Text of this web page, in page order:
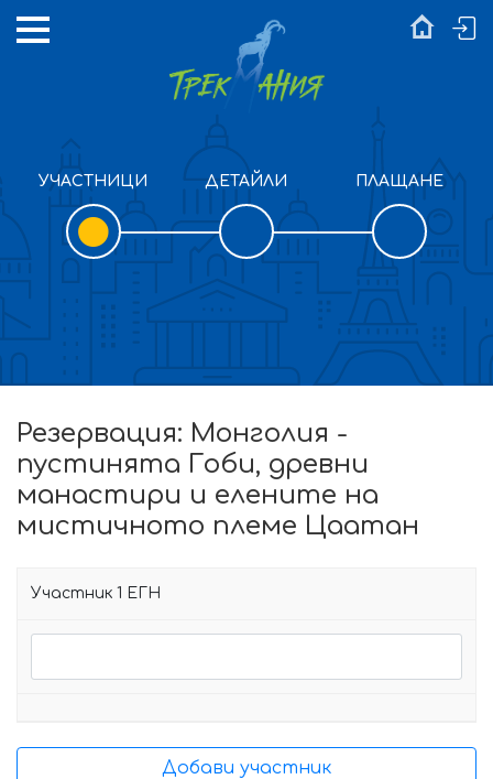
УЧАСТНИЦИ ДЕТАЙЛИ ПЛАЩАНЕ
Резервация: Монголия -
пустинята Гоби, древни
манастири и елените на
мистичното племе Цаатан
Участник 1 ЕГН